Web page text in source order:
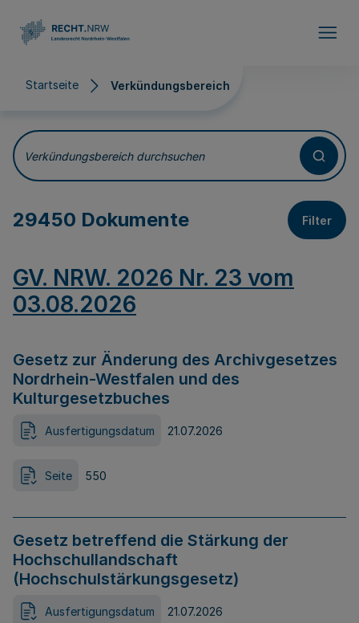
Startseite Verkündungsbereich
Verkündungsbereich
Verkündungsbereich durchsuchen
29450 Dokumente Filter
GV. NRW. 2026 Nr. 23 vom
03.08.2026
Gesetz zur Änderung des Archivgesetzes
Nordrhein-Westfalen und des
Kulturgesetzbuches
Ausfertigungsdatum 21.07.2026
Seite 550
Gesetz betreffend die Stärkung der
Hochschullandschaft
(Hochschulstärkungsgesetz)
Ausfertigungsdatum 21.07.2026